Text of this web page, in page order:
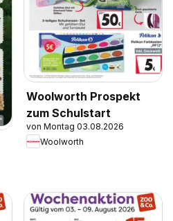
Woolworth Prospekt
zum Schulstart
von Montag 03.08.2026
Woolworth